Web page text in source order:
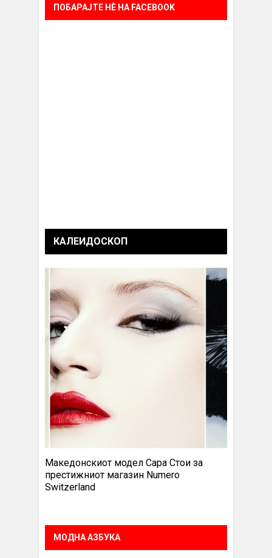
ПОБАРАЈТЕ НÈ НА FACEBOOK
КАЛЕИДОСКОП
Македонскиот модел Сара Стои за
престижниот магазин Numero
Switzerland
МОДНА АЗБУКА